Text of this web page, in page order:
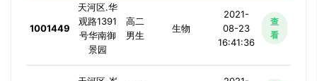
1001449
天河区.华
观路1391
号华南御
景园
高二
男生
生物
2021-
08-23
16:41:36
查
看